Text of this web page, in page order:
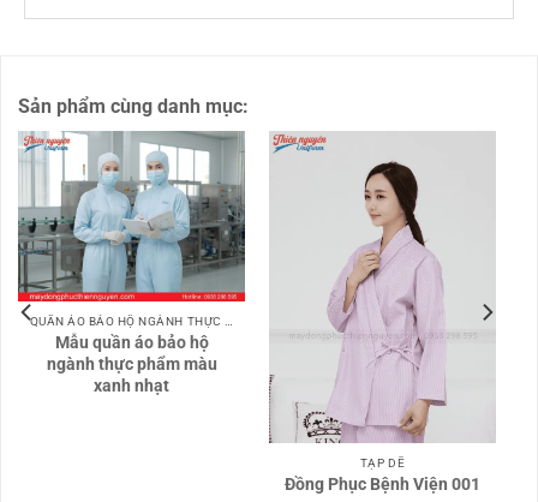
Sản phẩm cùng danh mục:
Mẫu quần áo bảo hộ
ngành thực phẩm màu
xanh nhạt
TẠP DỀ
Đồng Phục Bệnh Viện 001